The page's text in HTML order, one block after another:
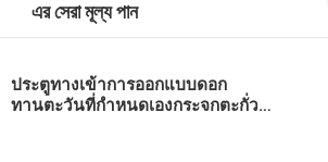
এর সেরা মূল্য পান
ประตูทางเข้าการออกแบบดอก
ทานตะวันที่กำหนดเองกระจกตะกั่ว